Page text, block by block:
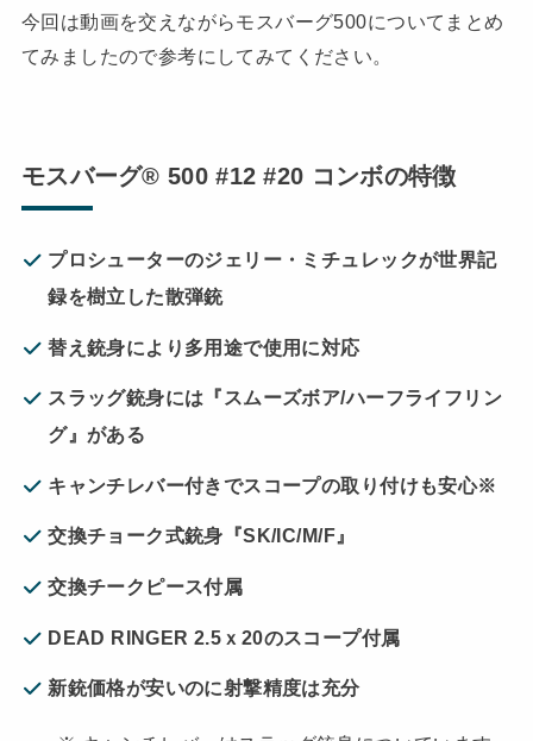
今回は動画を交えながらモスバーグ500についてまとめ
てみましたので参考にしてみてください。
モスバーグ® 500 #12 #20 コンボの特徴
プロシューターのジェリー・ミチュレックが世界記
録を樹立した散弾銃
替え銃身により多用途で使用に対応
スラッグ銃身には『スムーズボア/ハーフライフリン
グ』がある
キャンチレバー付きでスコープの取り付けも安心※
交換チョーク式銃身『SK/IC/M/F』
交換チークピース付属
DEAD RINGER 2.5ｘ20のスコープ付属
新銃価格が安いのに射撃精度は充分